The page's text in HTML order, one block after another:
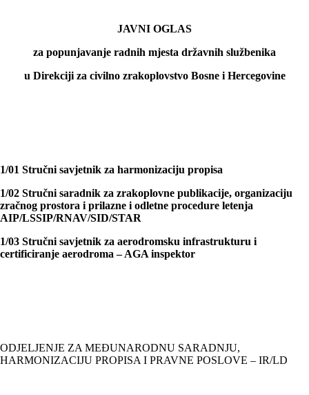
JAVNI OGLAS
za popunjavanje radnih mjesta državnih službenika
u Direkciji za civilno zrakoplovstvo Bosne i Hercegovine
1/01 Stručni savjetnik za harmonizaciju propisa
1/02 Stručni saradnik za zrakoplovne publikacije, organizaciju
zračnog prostora i prilazne i odletne procedure letenja
AIP/LSSIP/RNAV/SID/STAR
1/03 Stručni savjetnik za aerodromsku infrastrukturu i
certificiranje aerodroma – AGA inspektor
ODJELJENJE ZA MEĐUNARODNU SARADNJU,
HARMONIZACIJU PROPISA I PRAVNE POSLOVE – IR/LD